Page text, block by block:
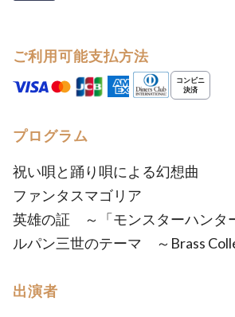
ご利用可能支払方法
プログラム
祝い唄と踊り唄による幻想曲
ファンタスマゴリア
英雄の証 ～「モンスターハンタ
ルパン三世のテーマ ～Brass
出演者